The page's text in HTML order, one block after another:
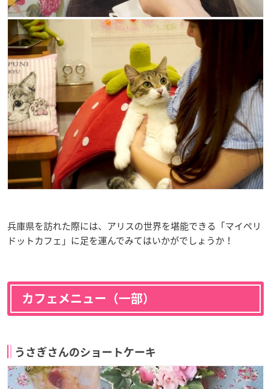
兵庫県を訪れた際には、アリスの世界を堪能できる「マイペリ
ドットカフェ」に足を運んでみてはいかがでしょうか！
カフェメニュー（一部）
うさぎさんのショートケーキ